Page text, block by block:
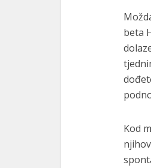
beta
Kod